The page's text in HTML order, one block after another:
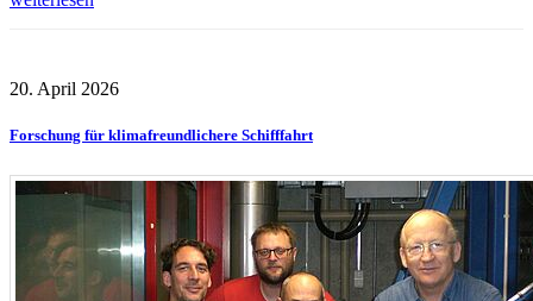
20. April 2026
Forschung für klimafreundlichere Schifffahrt